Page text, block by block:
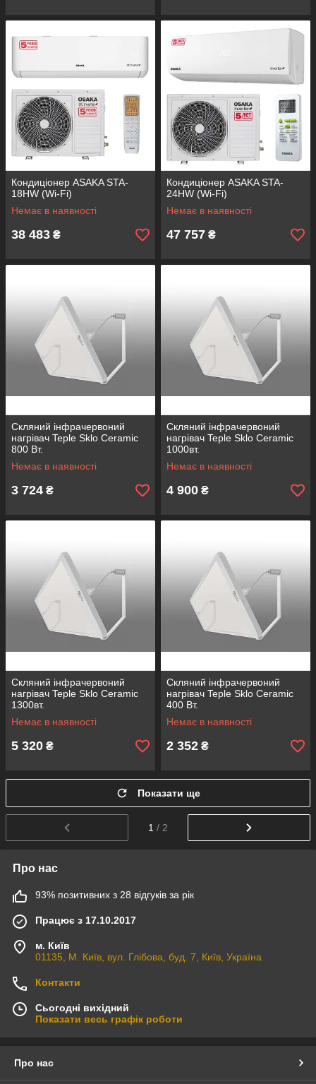
Кондиціонер ASAKA STA-
18HW (Wi-Fi)
Немає в наявності
38 483 ₴
Кондиціонер ASAKA STA-
24HW (Wi-Fi)
Немає в наявності
47 757 ₴
Скляний інфрачервоний
нагрівач Teple Sklo Ceramic
800 Вт.
Немає в наявності
3 724 ₴
Скляний інфрачервоний
нагрівач Teple Sklo Ceramic
1000вт.
Немає в наявності
4 900 ₴
Скляний інфрачервоний
нагрівач Teple Sklo Ceramic
1300вт.
Немає в наявності
5 320 ₴
Скляний інфрачервоний
нагрівач Teple Sklo Ceramic
400 Вт.
Немає в наявності
2 352 ₴
Показати ще
1 / 2
Про нас
93% позитивних з 28 відгуків за рік
Працює з 17.10.2017
м. Київ
01135, М. Київ, вул. Глібова, буд. 7, Київ, Україна
Контакти
Сьогодні вихідний
Показати весь графік роботи
Про нас